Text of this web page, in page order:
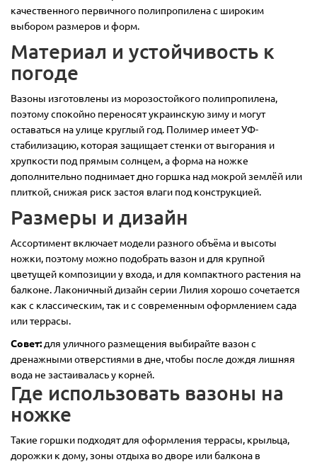
качественного первичного полипропилена с широким
выбором размеров и форм.
Материал и устойчивость к
погоде
Вазоны изготовлены из морозостойкого полипропилена,
поэтому спокойно переносят украинскую зиму и могут
оставаться на улице круглый год. Полимер имеет УФ-
стабилизацию, которая защищает стенки от выгорания и
хрупкости под прямым солнцем, а форма на ножке
дополнительно поднимает дно горшка над мокрой землёй или
плиткой, снижая риск застоя влаги под конструкцией.
Размеры и дизайн
Ассортимент включает модели разного объёма и высоты
ножки, поэтому можно подобрать вазон и для крупной
цветущей композиции у входа, и для компактного растения на
балконе. Лаконичный дизайн серии Лилия хорошо сочетается
как с классическим, так и с современным оформлением сада
или террасы.
Совет: для уличного размещения выбирайте вазон с
дренажными отверстиями в дне, чтобы после дождя лишняя
вода не застаивалась у корней.
Где использовать вазоны на
ножке
Такие горшки подходят для оформления террасы, крыльца,
дорожки к дому, зоны отдыха во дворе или балкона в